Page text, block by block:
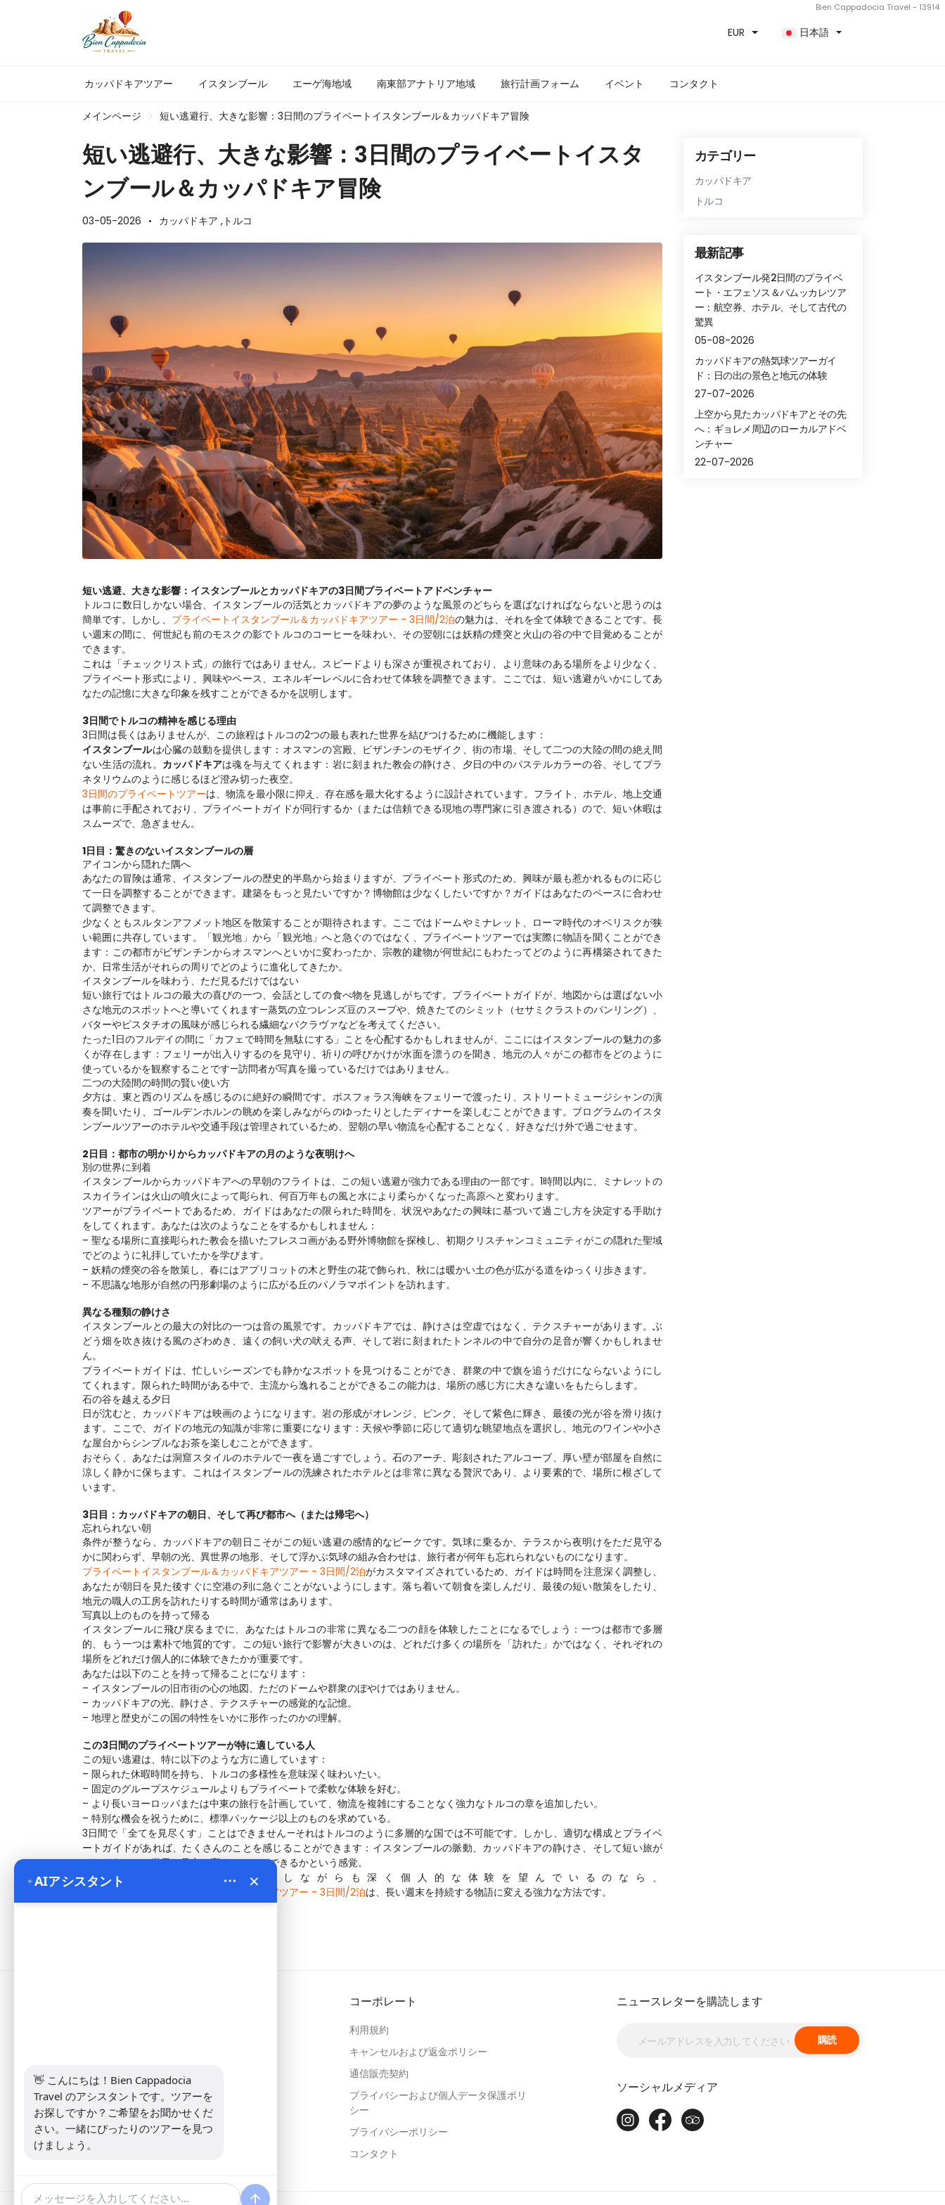
Bien Cappadocia Travel - 13914
EUR 日本語
カッパドキアツアー イスタンブール エーゲ海地域 南東部アナトリア地域 旅行計画フォーム イベント コンタクト
メインページ 短い逃避行、大きな影響：3日間のプライベートイスタンブール＆カッパドキア冒険
短い逃避行、大きな影響：3日間のプライベートイスタ
ンブール＆カッパドキア冒険
03-05-2026 カッパドキア , トルコ
短い逃避、大きな影響：イスタンブールとカッパドキアの3日間プライベートアドベンチャー
トルコに数日しかない場合、イスタンブールの活気とカッパドキアの夢のような風景のどちらを選ばなければならないと思うのは
簡単です。しかし、 プライベートイスタンブール＆カッパドキアツアー - 3日間/2泊の魅力は、それを全て体験できることです。長
い週末の間に、何世紀も前のモスクの影でトルコのコーヒーを味わい、その翌朝には妖精の煙突と火山の谷の中で目覚めることが
できます。
これは「チェックリスト式」の旅行ではありません。スピードよりも深さが重視されており、より意味のある場所をより少なく、
プライベート形式により、興味やペース、エネルギーレベルに合わせて体験を調整できます。ここでは、短い逃避がいかにしてあ
なたの記憶に大きな印象を残すことができるかを説明します。
3日間でトルコの精神を感じる理由
3日間は長くはありませんが、この旅程はトルコの2つの最も表れた世界を結びつけるために機能します：
イスタンブールは心臓の鼓動を提供します：オスマンの宮殿、ビザンチンのモザイク、街の市場、そして二つの大陸の間の絶え間
ない生活の流れ。 カッパドキアは魂を与えてくれます：岩に刻まれた教会の静けさ、夕日の中のパステルカラーの谷、そしてプラ
ネタリウムのように感じるほど澄み切った夜空。
3日間のプライベートツアーは、物流を最小限に抑え、存在感を最大化するように設計されています。フライト、ホテル、地上交通
は事前に手配されており、プライベートガイドが同行するか（または信頼できる現地の専門家に引き渡される）ので、短い休暇は
スムーズで、急ぎません。
1日目：驚きのないイスタンブールの層
アイコンから隠れた隅へ
あなたの冒険は通常、イスタンブールの歴史的半島から始まりますが、プライベート形式のため、興味が最も惹かれるものに応じ
て一日を調整することができます。建築をもっと見たいですか？博物館は少なくしたいですか？ガイドはあなたのペースに合わせ
て調整できます。
少なくともスルタンアフメット地区を散策することが期待されます。ここではドームやミナレット、ローマ時代のオベリスクが狭
い範囲に共存しています。「観光地」から「観光地」へと急ぐのではなく、プライベートツアーでは実際に物語を聞くことができ
ます：この都市がビザンチンからオスマンへといかに変わったか、宗教的建物が何世紀にもわたってどのように再構築されてきた
か、日常生活がそれらの周りでどのように進化してきたか。
イスタンブールを味わう、ただ見るだけではない
短い旅行ではトルコの最大の喜びの一つ、会話としての食べ物を見逃しがちです。プライベートガイドが、地図からは選ばない小
さな地元のスポットへと導いてくれます—蒸気の立つレンズ豆のスープや、焼きたてのシミット（セサミクラストのパンリング）、
バターやピスタチオの風味が感じられる繊細なバクラヴァなどを考えてください。
たった1日のフルデイの間に「カフェで時間を無駄にする」ことを心配するかもしれませんが、ここにはイスタンブールの魅力の多
くが存在します：フェリーが出入りするのを見守り、祈りの呼びかけが水面を漂うのを聞き、地元の人々がこの都市をどのように
使っているかを観察することです—訪問者が写真を撮っているだけではありません。
二つの大陸間の時間の賢い使い方
夕方は、東と西のリズムを感じるのに絶好の瞬間です。ボスフォラス海峡をフェリーで渡ったり、ストリートミュージシャンの演
奏を聞いたり、ゴールデンホルンの眺めを楽しみながらのゆったりとしたディナーを楽しむことができます。プログラムのイスタ
ンブールツアーのホテルや交通手段は管理されているため、翌朝の早い物流を心配することなく、好きなだけ外で過ごせます。
2日目：都市の明かりからカッパドキアの月のような夜明けへ
別の世界に到着
イスタンブールからカッパドキアへの早朝のフライトは、この短い逃避が強力である理由の一部です。1時間以内に、ミナレットの
スカイラインは火山の噴火によって彫られ、何百万年もの風と水により柔らかくなった高原へと変わります。
ツアーがプライベートであるため、ガイドはあなたの限られた時間を、状況やあなたの興味に基づいて過ごし方を決定する手助け
をしてくれます。あなたは次のようなことをするかもしれません：
– 聖なる場所に直接彫られた教会を描いたフレスコ画がある野外博物館を探検し、初期クリスチャンコミュニティがこの隠れた聖域
でどのように礼拝していたかを学びます。
– 妖精の煙突の谷を散策し、春にはアプリコットの木と野生の花で飾られ、秋には暖かい土の色が広がる道をゆっくり歩きます。
– 不思議な地形が自然の円形劇場のように広がる丘のパノラマポイントを訪れます。
異なる種類の静けさ
イスタンブールとの最大の対比の一つは音の風景です。カッパドキアでは、静けさは空虚ではなく、テクスチャーがあります。ぶ
どう畑を吹き抜ける風のざわめき、遠くの飼い犬の吠える声、そして岩に刻まれたトンネルの中で自分の足音が響くかもしれませ
ん。
プライベートガイドは、忙しいシーズンでも静かなスポットを見つけることができ、群衆の中で旗を追うだけにならないようにし
てくれます。限られた時間がある中で、主流から逸れることができるこの能力は、場所の感じ方に大きな違いをもたらします。
石の谷を越える夕日
日が沈むと、カッパドキアは映画のようになります。岩の形成がオレンジ、ピンク、そして紫色に輝き、最後の光が谷を滑り抜け
ます。ここで、ガイドの地元の知識が非常に重要になります：天候や季節に応じて適切な眺望地点を選択し、地元のワインや小さ
な屋台からシンプルなお茶を楽しむことができます。
おそらく、あなたは洞窟スタイルのホテルで一夜を過ごすでしょう。石のアーチ、彫刻されたアルコーブ、厚い壁が部屋を自然に
涼しく静かに保ちます。これはイスタンブールの洗練されたホテルとは非常に異なる贅沢であり、より要素的で、場所に根ざして
います。
3日目：カッパドキアの朝日、そして再び都市へ（または帰宅へ）
忘れられない朝
条件が整うなら、カッパドキアの朝日こそがこの短い逃避の感情的なピークです。気球に乗るか、テラスから夜明けをただ見守る
かに関わらず、早朝の光、異世界の地形、そして浮かぶ気球の組み合わせは、旅行者が何年も忘れられないものになります。
プライベートイスタンブール＆カッパドキアツアー - 3日間/2泊がカスタマイズされているため、ガイドは時間を注意深く調整し、
あなたが朝日を見た後すぐに空港の列に急ぐことがないようにします。落ち着いて朝食を楽しんだり、最後の短い散策をしたり、
地元の職人の工房を訪れたりする時間が通常はあります。
写真以上のものを持って帰る
イスタンブールに飛び戻るまでに、あなたはトルコの非常に異なる二つの顔を体験したことになるでしょう：一つは都市で多層
的、もう一つは素朴で地質的です。この短い旅行で影響が大きいのは、どれだけ多くの場所を「訪れた」かではなく、それぞれの
場所をどれだけ個人的に体験できたかが重要です。
あなたは以下のことを持って帰ることになります：
– イスタンブールの旧市街の心の地図、ただのドームや群衆のぼやけではありません。
– カッパドキアの光、静けさ、テクスチャーの感覚的な記憶。
– 地理と歴史がこの国の特性をいかに形作ったのかの理解。
この3日間のプライベートツアーが特に適している人
この短い逃避は、特に以下のような方に適しています：
– 限られた休暇時間を持ち、トルコの多様性を意味深く味わいたい。
– 固定のグループスケジュールよりもプライベートで柔軟な体験を好む。
– より長いヨーロッパまたは中東の旅行を計画していて、物流を複雑にすることなく強力なトルコの章を追加したい。
– 特別な機会を祝うために、標準パッケージ以上のものを求めている。
3日間で「全てを見尽くす」ことはできません—それはトルコのように多層的な国では不可能です。しかし、適切な構成とプライベ
ートガイドがあれば、たくさんのことを感じることができます：イスタンブールの脈動、カッパドキアの静けさ、そして短い旅が
どのようにして世界の見方を変えることができるかという感覚。
もし、コンパクトな旅行をしながらも深く個人的な体験を望んでいるのなら、
プライベートイスタンブール＆カッパドキアツアー - 3日間/2泊は、長い週末を持続する物語に変える強力な方法です。
カテゴリー
カッパドキア
トルコ
最新記事
イスタンブール発2日間のプライベ
ート・エフェソス＆パムッカレツア
ー：航空券、ホテル、そして古代の
驚異
05-08-2026
カッパドキアの熱気球ツアーガイ
ド：日の出の景色と地元の体験
27-07-2026
上空から見たカッパドキアとその先
へ：ギョレメ周辺のローカルアドベ
ンチャー
22-07-2026
Eメール: info@biencappadocia.com
コーポレート
利用規約
キャンセルおよび返金ポリシー
通信販売契約
プライバシーおよび個人データ保護ポリ
シー
プライバシーポリシー
コンタクト
ニュースレターを購読します
購読
ソーシャルメディア
✦AIアシスタント ×
👋 こんにちは！Bien Cappadocia
Travel のアシスタントです。ツアーを
お探しですか？ご希望をお聞かせくだ
さい。一緒にぴったりのツアーを見つ
けましょう。